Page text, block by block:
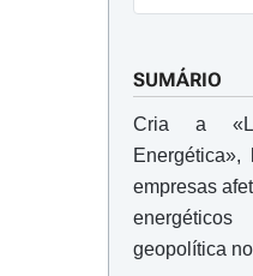
SUMÁRIO
Cria a
empresas
geopolítica